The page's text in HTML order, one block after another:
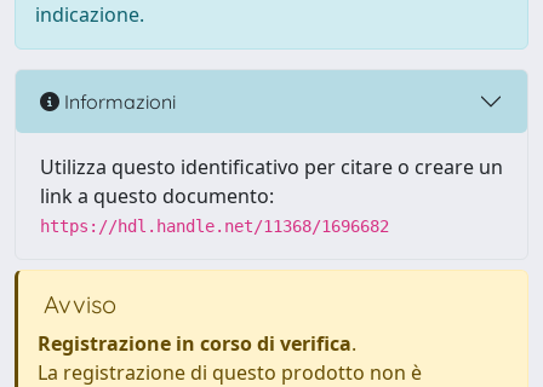
indicazione.
Informazioni
Utilizza questo identificativo per citare o creare un
link a questo documento:
https://hdl.handle.net/11368/1696682
Avviso
Registrazione in corso di verifica.
La registrazione di questo prodotto non è